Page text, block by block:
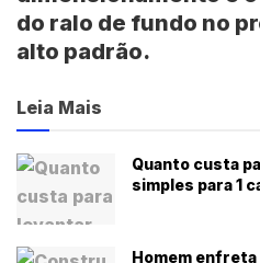
do ralo de fundo no
alto padrão.
Leia Mais
Quanto custa
simples para 1
Homem